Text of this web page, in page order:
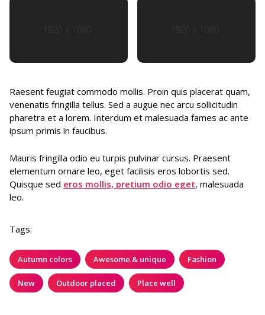
Raesent feugiat commodo mollis. Proin quis placerat quam,
venenatis fringilla tellus. Sed a augue nec arcu sollicitudin
pharetra et a lorem. Interdum et malesuada fames ac ante
ipsum primis in faucibus.
Mauris fringilla odio eu turpis pulvinar cursus. Praesent
elementum ornare leo, eget facilisis eros lobortis sed.
Quisque sed eros mollis, pretium odio eget, malesuada
leo.
Tags:
Autumn colors Awesome & unique Fashion
New Outdoor placed Place well